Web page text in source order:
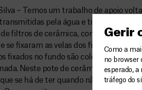
Gerir
Como a
no browser
esperado,
tráfego do
– Temos um trabalho de apoio
pela água e tivemos de
filtros de cerâmica, como os que se
se fixaram as velas dos filtros,
fixados no fundo são colocados sobre
Neste pote de cerâmica fixamos
se há de ter quando não existe